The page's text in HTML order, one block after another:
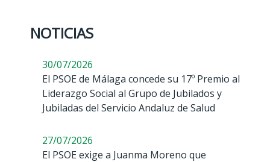
NOTICIAS
30/07/2026
El PSOE de Málaga concede su 17º Premio al
Liderazgo Social al Grupo de Jubilados y
Jubiladas del Servicio Andaluz de Salud
27/07/2026
El PSOE exige a Juanma Moreno que